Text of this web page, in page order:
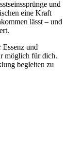
und
eine Kraft
lässt – und
und
möglich für dich.
begleiten zu